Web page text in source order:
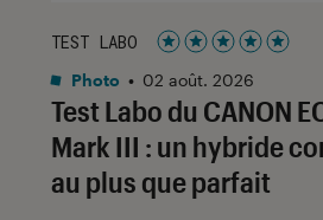
Test Labo du CANON
Mark III : un hybride
au plus que parfait
TEST LABO
Noté 5 étoiles sur
Photo • 02 août. 2026